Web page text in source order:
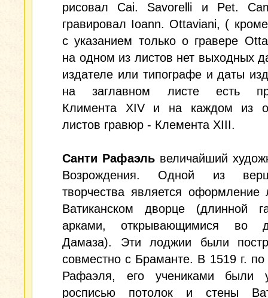
рисовал Cai. Savorelli и Pet.
гравировал Ioann. Ottaviani, (
с указанием только о гравере
на одном из листов нет выходных
издателе или типографе и даты
на заглавном листе есть
Климента XIV и на каждом из
листов гравюр - Клемента XIII.
Санти Рафаэль величайший
Возрождения. Одной из
творчества является
Ватиканском дворце (длинной
арками, открывающимися во
Дамаза). Эти лоджии были
совместно с Браманте. В 1519 г. по
Рафаэля, его учениками были
росписью потолок и стены